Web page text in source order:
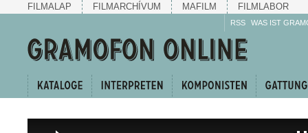
FILMALAP FILMARCHÍVUM MAFILM FILMLABOR
RSS WAS IST